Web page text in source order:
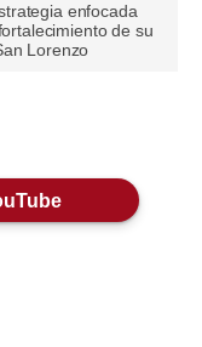
enfocada
de su
Lorenzo